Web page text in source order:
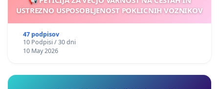
USTREZNO USPOSOBLJENOST POKLICNIH VOZNIKOV
47 podpisov
10 Podpisi / 30 dni
10 May 2026